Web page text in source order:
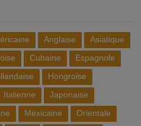
Anglaise
Asiatique
Cubaine
Espagnole
Hongroise
Italienne
Japonaise
Mexicaine
Orientale